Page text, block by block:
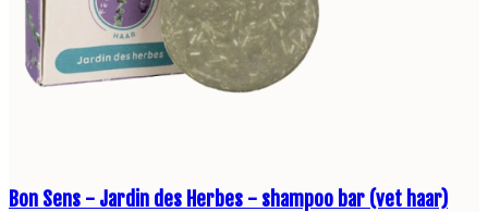
Bon Sens - Jardin des Herbes - shampoo bar (vet haar)